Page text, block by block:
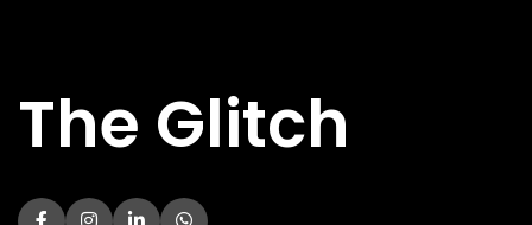
AANTAL
VENTILATOREN
0x
BENODIGDE
AANTAL
VENTILATOREN
The Glitch